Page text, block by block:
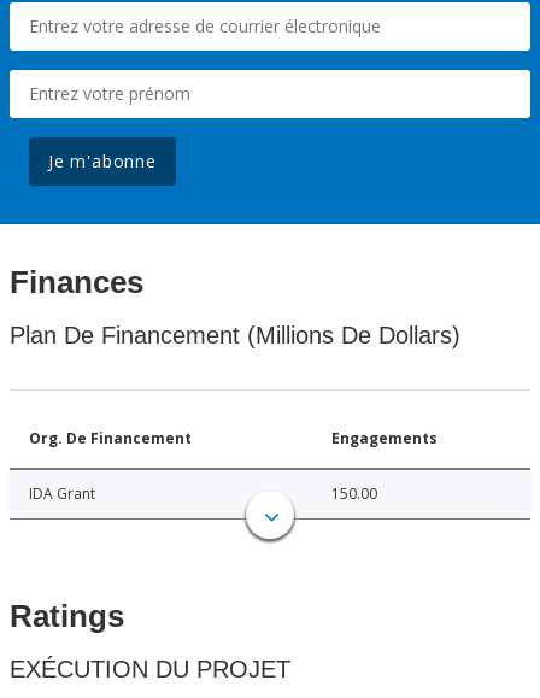
Je m'abonne
Finances
Plan De Financement (Millions De Dollars)
Org. De Financement Engagements
IDA Grant 150.00
Ratings
EXÉCUTION DU PROJET